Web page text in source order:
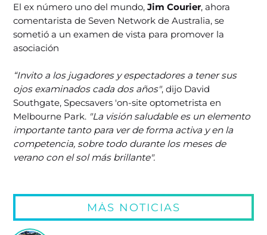
El ex número uno del mundo,Jim Courier, ahora
comentarista de Seven Network de Australia, se
sometió a un examen de vista para promover la
asociación
“Invito a los jugadores y espectadores a tener sus
ojos examinados cada dos años", dijo David
Southgate, Specsavers 'on-site optometrista en
Melbourne Park. "La visión saludable es un elemento
importante tanto para ver de forma activa y en la
competencia, sobre todo durante los meses de
verano con el sol más brillante".
MÁS NOTICIAS